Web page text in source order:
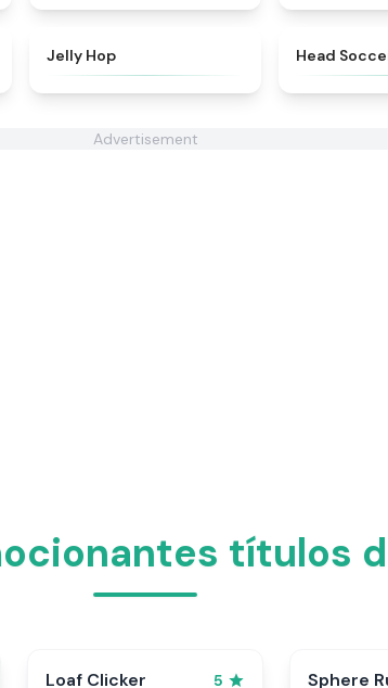
Jelly Hop Head
Advertisement
títulos
Loaf Clicker 5 Sphere